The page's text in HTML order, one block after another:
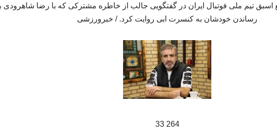
اسبق تیم ملی فوتبال ایران در گفتگویی جالب از خاطره مشترکی که با رضا شاهرودی
رساندن خودشان به کنسرت ابی روایت کرد. / خبرورزشی
264 33